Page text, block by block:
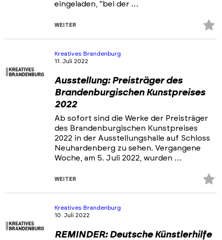
eingeladen, "bei der …
WEITER
Kreatives Brandenburg
11. Juli 2022
Ausstellung: Preisträger des
Brandenburgischen Kunstpreises
2022
Ab sofort sind die Werke der Preisträger
des Brandenburgischen Kunstpreises
2022 in der Ausstellungshalle auf Schloss
Neuhardenberg zu sehen. Vergangene
Woche, am 5. Juli 2022, wurden …
WEITER
Kreatives Brandenburg
10. Juli 2022
REMINDER: Deutsche Künstlerhilfe